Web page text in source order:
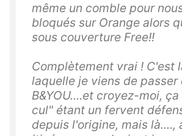
même un comble pour
bloqués sur Orange alors
sous couverture Free!!
Complètement vrai ! C'est
laquelle je viens de passer
B&YOU....et croyez-moi,
cul" étant un fervent
depuis l'origine, mais là....,